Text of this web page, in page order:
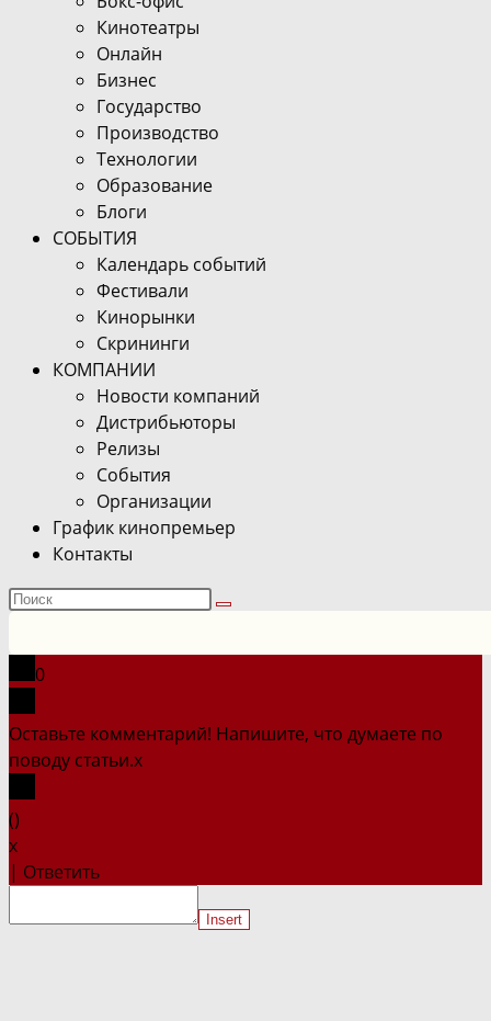
Кинотеатры
Онлайн
Бизнес
Государство
Производство
Технологии
Образование
Блоги
СОБЫТИЯ
Календарь событий
Фестивали
Кинорынки
Скрининги
КОМПАНИИ
Новости компаний
Дистрибьюторы
Релизы
События
Организации
График кинопремьер
Контакты
Поиск
сайте
0
Оставьте комментарий! Напишите, что думаете по
поводу статьи.x
()
x
| Ответить
Insert